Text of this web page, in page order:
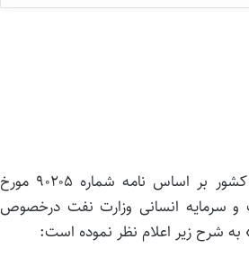
احتراماً به استحضار می رساند: معاونت سرمایه انسانی سازمان اداری و استخدامی كشور بر اساس نامه شماره ۹۰۲۰۵ مورخ
۱۴۰۱/۱۰/۲۷ معاونت توسعه مدیریت و سرمایه انسانی وزارت نفت درخصوص
به شرح زیر اعلام نظر نموده است: